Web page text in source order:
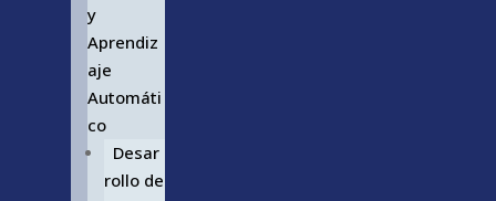
y
Aprendiz
aje
Automáti
co
Desar
rollo de